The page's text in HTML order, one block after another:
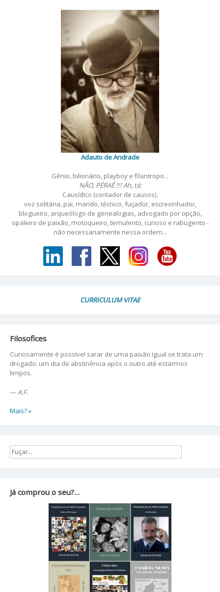
Adauto de Andrade
Gênio, bilionário, playboy e filantropo...
NÃO, PÉRAÊ !!! Ah, tá:
Causídico (contador de causos),
voz solitária, pai, marido, técnico, fuçador, escrevinhador,
blogueiro, arqueólogo de genealogias, advogado por opção,
opaleiro de paixão, motoqueiro, temulento, curioso e rabugento -
não necessariamente nessa ordem...
CURRICULUM VITAE
Filosofices
Curiosamente é possível sarar de uma paixão igual se trata um
drogado: um dia de abstinência após o outro até estarmos
limpos.
—A.F.
Mais? »
Já comprou o seu?…